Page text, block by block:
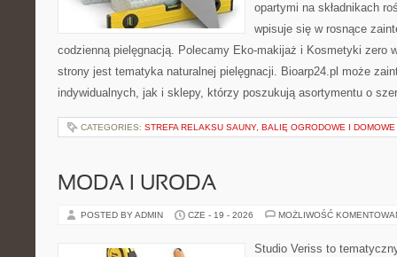
opartymi na składnikach
wpisuje się w rosnące
codzienną pielęgnacją. Polecamy Eko-makijaż i Kosmetyki zero
strony jest tematyka naturalnej pielęgnacji. Bioarp24.pl może
indywidualnych, jak i sklepy, którzy poszukują asortymentu o
CATEGORIES: STREFA RELAKSU SAUNY, BALIĘ OGRODOWE I DOMOWE
MODA I URODA
POSTED BY ADMIN CZE - 19 - 2026 MOŻLIWOŚĆ
Studio Veriss to